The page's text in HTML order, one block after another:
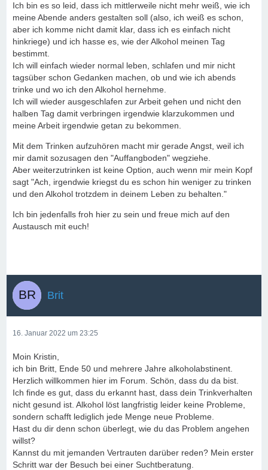
Ich bin es so leid, dass ich mittlerweile nicht mehr weiß, wie ich
meine Abende anders gestalten soll (also, ich weiß es schon,
aber ich komme nicht damit klar, dass ich es einfach nicht
hinkriege) und ich hasse es, wie der Alkohol meinen Tag
bestimmt.
Ich will einfach wieder normal leben, schlafen und mir nicht
tagsüber schon Gedanken machen, ob und wie ich abends
trinke und wo ich den Alkohol hernehme.
Ich will wieder ausgeschlafen zur Arbeit gehen und nicht den
halben Tag damit verbringen irgendwie klarzukommen und
meine Arbeit irgendwie getan zu bekommen.
Mit dem Trinken aufzuhören macht mir gerade Angst, weil ich
mir damit sozusagen den "Auffangboden" wegziehe.
Aber weiterzutrinken ist keine Option, auch wenn mir mein Kopf
sagt "Ach, irgendwie kriegst du es schon hin weniger zu trinken
und den Alkohol trotzdem in deinem Leben zu behalten."
Ich bin jedenfalls froh hier zu sein und freue mich auf den
Austausch mit euch!
Brit
16. Januar 2022 um 23:25
Moin Kristin,
ich bin Britt, Ende 50 und mehrere Jahre alkoholabstinent.
Herzlich willkommen hier im Forum. Schön, dass du da bist.
Ich finde es gut, dass du erkannt hast, dass dein Trinkverhalten
nicht gesund ist. Alkohol löst langfristig leider keine Probleme,
sondern schafft lediglich jede Menge neue Probleme.
Hast du dir denn schon überlegt, wie du das Problem angehen
willst?
Kannst du mit jemanden Vertrauten darüber reden? Mein erster
Schritt war der Besuch bei einer Suchtberatung.